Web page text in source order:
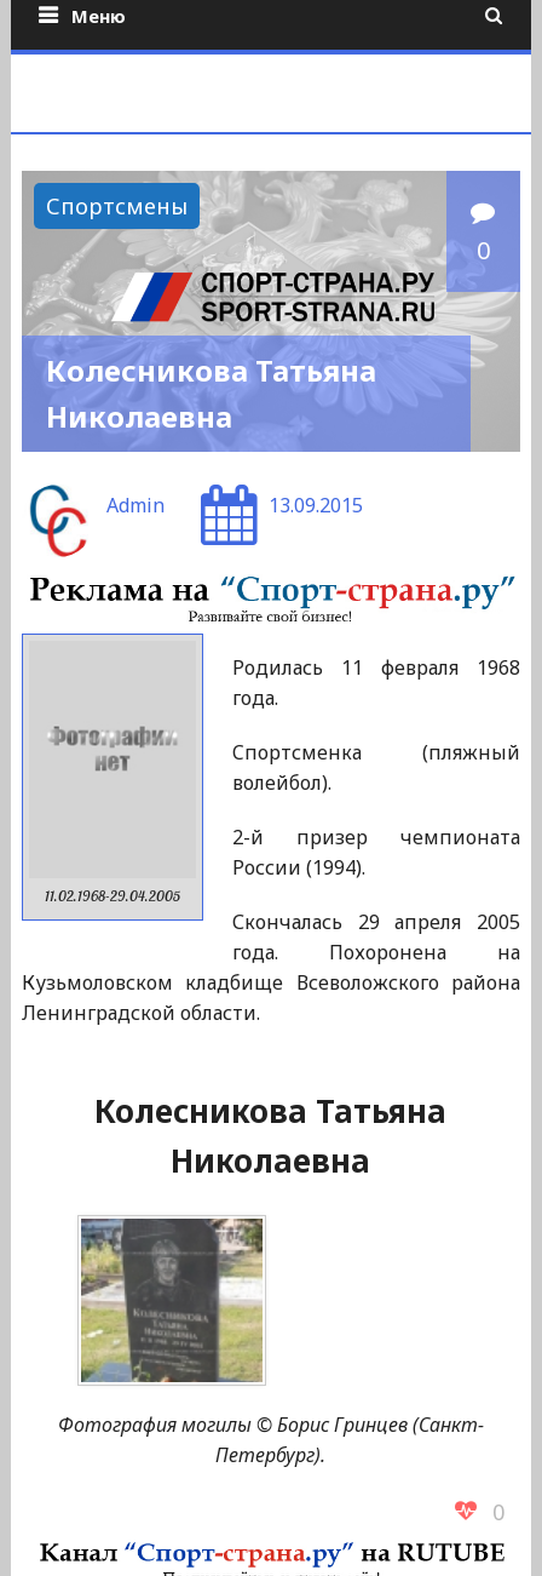
Меню
Спортсмены
0
Колесникова Татьяна
Николаевна
Admin 13.09.2015
11.02.1968-29.04.2005
Родилась 11 февраля 1968
года.
Cпортсменка (пляжный
волейбол).
2-й призер чемпионата
России (1994).
Скончалась 29 апреля 2005
года. Похоронена на
Кузьмоловском кладбище Всеволожского района
Ленинградской области.
Колесникова Татьяна
Николаевна
Фотография могилы © Борис Гринцев (Санкт-
Петербург).
0